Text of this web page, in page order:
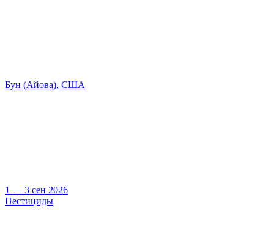
Бун (Айова), США
1 — 3 сен 2026
Пестициды